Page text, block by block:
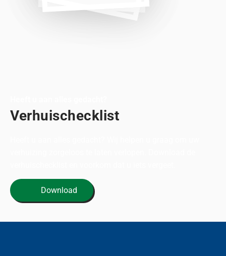
verhuizing zorgeloos te laten verlopen. Download de
verhuischecklist en voorkom dat u iets vergeet.